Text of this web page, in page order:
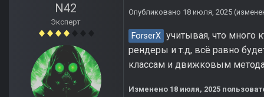
N42
Эксперт
Опубликовано 18 июля, 2025
ForserX учитывая, что много
рендеры и т.д, всё равно
классам и движковым
Изменено 18 июля, 2025